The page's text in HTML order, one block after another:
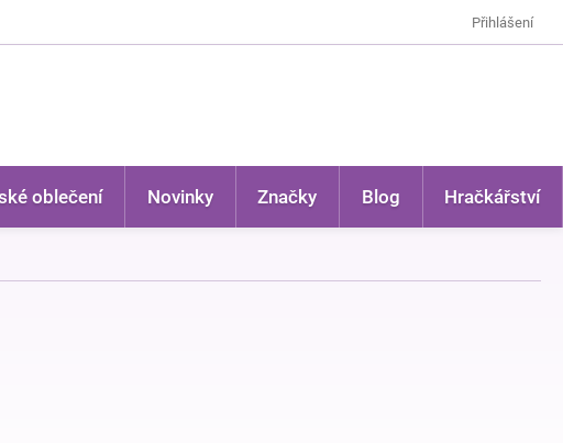
Přihlášení
oblečení Novinky Značky Blog Hračkářství